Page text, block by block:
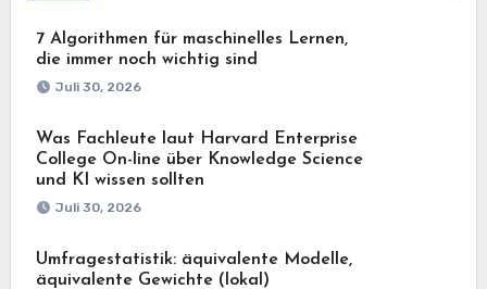
7 Algorithmen für maschinelles Lernen,
die immer noch wichtig sind
Juli 30, 2026
Was Fachleute laut Harvard Enterprise
College On-line über Knowledge Science
und KI wissen sollten
Juli 30, 2026
Umfragestatistik: äquivalente Modelle,
äquivalente Gewichte (lokal)